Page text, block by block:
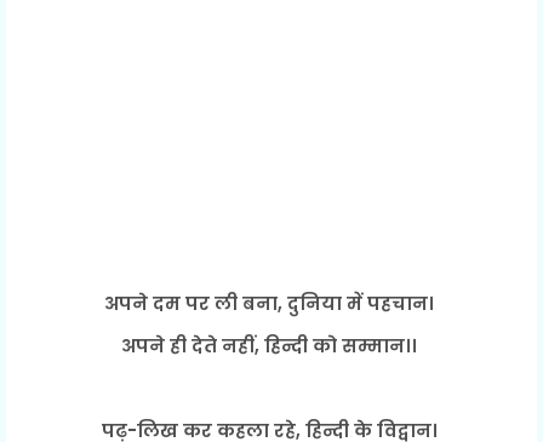
अपने दम पर ली बना, दुनिया में पहचान।
अपने ही देते नहीं, हिन्दी को सम्मान।।
पढ़-लिख कर कहला रहे, हिन्दी के विद्वान।